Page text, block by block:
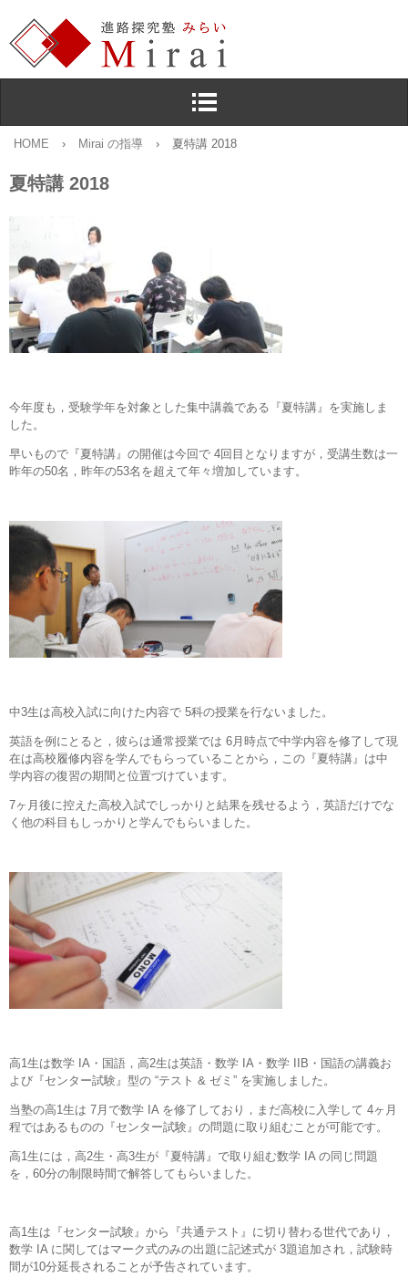
HOME › Mirai の指導 › 夏特講 2018
夏特講 2018
今年度も，受験学年を対象とした集中講義である『夏特講』を実施しま
した。
早いもので『夏特講』の開催は今回で 4回目となりますが，受講生数は一
昨年の50名，昨年の53名を超えて年々増加しています。
中3生は高校入試に向けた内容で 5科の授業を行ないました。
英語を例にとると，彼らは通常授業では 6月時点で中学内容を修了して現
在は高校履修内容を学んでもらっていることから，この『夏特講』は中
学内容の復習の期間と位置づけています。
7ヶ月後に控えた高校入試でしっかりと結果を残せるよう，英語だけでな
く他の科目もしっかりと学んでもらいました。
高1生は数学 IA・国語，高2生は英語・数学 IA・数学 IIB・国語の講義お
よび『センター試験』型の “テスト & ゼミ” を実施しました。
当塾の高1生は 7月で数学 IA を修了しており，まだ高校に入学して 4ヶ月
程ではあるものの『センター試験』の問題に取り組むことが可能です。
高1生には，高2生・高3生が『夏特講』で取り組む数学 IA の同じ問題
を，60分の制限時間で解答してもらいました。
高1生は『センター試験』から『共通テスト』に切り替わる世代であり，
数学 IA に関してはマーク式のみの出題に記述式が 3題追加され，試験時
間が10分延長されることが予告されています。